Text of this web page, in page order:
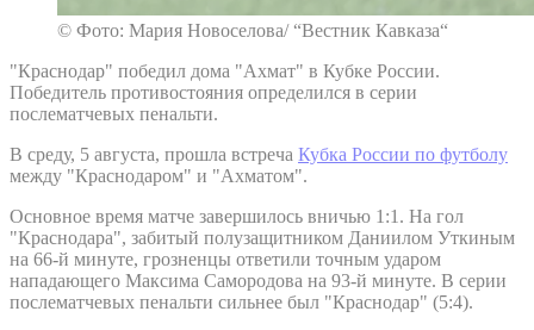
© Фото: Мария Новоселова/ “Вестник Кавказа“
"Краснодар" победил дома "Ахмат" в Кубке России.
Победитель противостояния определился в серии
послематчевых пенальти.
В среду, 5 августа, прошла встреча Кубка России по футболу
между "Краснодаром" и "Ахматом".
Основное время матче завершилось вничью 1:1. На гол
"Краснодара", забитый полузащитником Даниилом Уткиным
на 66-й минуте, грозненцы ответили точным ударом
нападающего Максима Самородова на 93-й минуте. В серии
послематчевых пенальти сильнее был "Краснодар" (5:4).